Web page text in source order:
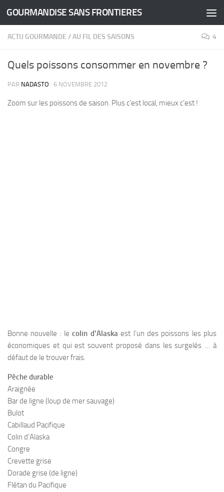
Skip to content
GOURMANDISE SANS FRONTIERES
ACTU GOURMANDE /AU FIL DES SAISONS 4
Quels poissons consommer en novembre ?
PAR NADASTO · 6 NOVEMBRE 2012
Zoom sur les poissons de saison. Plus c’est local, mieux c’est !
Bonne nouvelle : lecolin d’Alaskaest l’un des poissons les plus
économiques et qui est souvent proposé dans les surgelés … à
défaut de le trouver frais.
Pêche durable
Araignée
Bar de ligne (loup de mer sauvage)
Bulot
Cabillaud Pacifique
Colin d’Alaska
Congre
Crevette grise
Dorade grise (de ligne)
Flétan du Pacifique